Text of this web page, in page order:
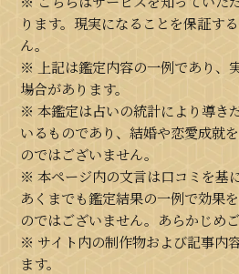
ります。現実になることを保証す
ん。
※ 上記は鑑定内容の一例であり、
場合があります。
※ 本鑑定は占いの統計により導き
いるものであり、結婚や恋愛成就
のではございません。
※ 本ページ内の文言は口コミを基
あくまでも鑑定結果の一例で効果
のではございません。あらかじめ
※ サイト内の制作物および記事内
ます。